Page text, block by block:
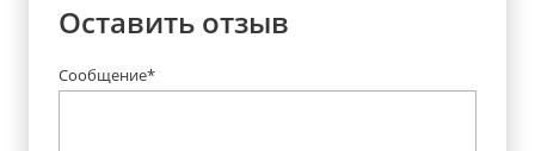
Оставить отзыв
Сообщение*